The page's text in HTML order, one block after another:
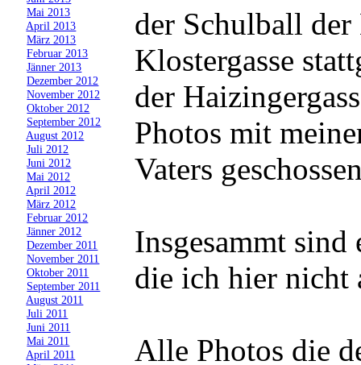
»Mai 2013
April 2013
»März 2013
»Februar 2013
»Jänner 2013
»Dezember 2012
»November 2012
»Oktober 2012
September 2012
August 2012
»Juli 2012
»Juni 2012
»Mai 2012
April 2012
»März 2012
»Februar 2012
»Jänner 2012
»Dezember 2011
»November 2011
»Oktober 2011
September 2011
August 2011
»Juli 2011
»Juni 2011
»Mai 2011
April 2011
der Schulball der
Klostergasse
der
Photos mit
Vaters
Insgesammt sind
die ich hier
Alle Photos die